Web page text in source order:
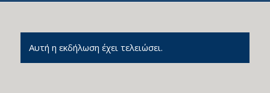
Αυτή η εκδήλωση έχει τελειώσει.